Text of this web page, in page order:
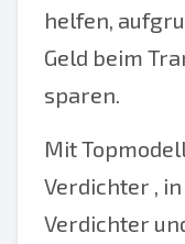
helfen,
Geld beim
sparen.
Mit
Verdichter ,
Verdichter